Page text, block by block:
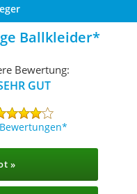
Ballkleider
Bewertung:
GUT
»